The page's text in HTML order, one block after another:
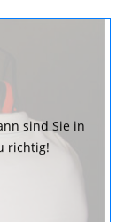
sind Sie in
richtig!